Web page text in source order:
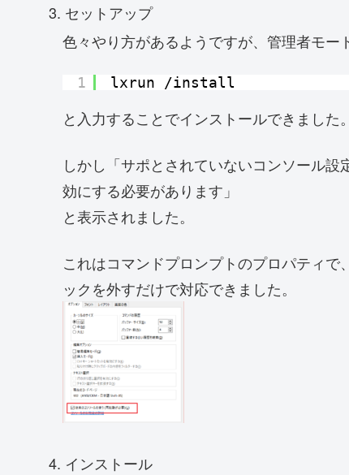
セットアップ
色々やり方があるようですが、管理者モー
1 lxrun /install
と入力することでインストールできました。
しかし「サポとされていないコンソール
効にする必要があります」
と表示されました。
これはコマンドプロンプトのプロパティ
ックを外すだけで対応できました。
インストール